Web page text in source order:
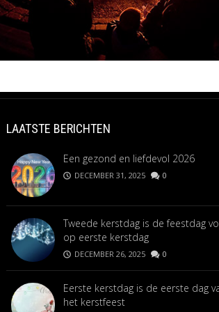
LAATSTE BERICHTEN
Een gezond en liefdevol 2026
DECEMBER 31, 2025 0
Tweede kerstdag is de feestdag
op eerste kerstdag
DECEMBER 26, 2025 0
Eerste kerstdag is de eerste dag
het kerstfeest